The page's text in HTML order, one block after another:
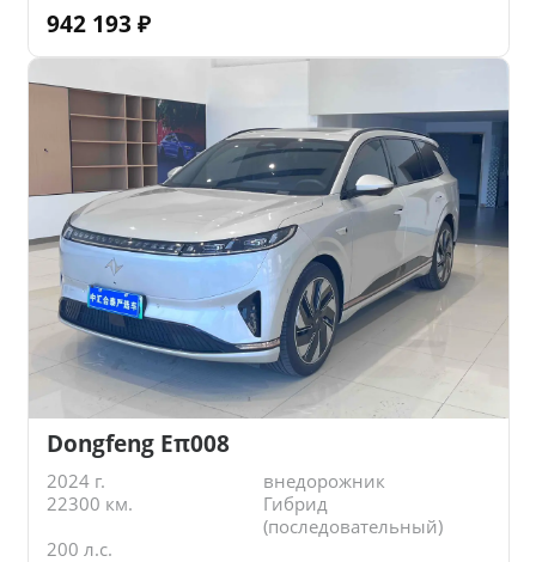
942 193 ₽
Dongfeng Eπ008
2024 г.
внедорожник
22300 км.
Гибрид
(последовательный)
200 л.с.